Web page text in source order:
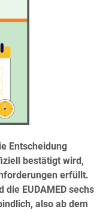
Entscheidung
bestätigt wird,
erfüllt.
EUDAMED sechs
also ab dem